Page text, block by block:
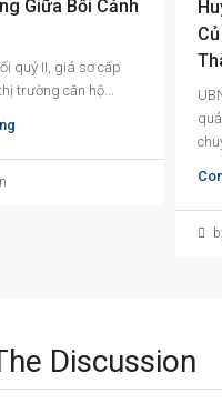
Giữa Bối Cảnh
quý II, giá sơ cấp
trường căn hộ...
Discussion